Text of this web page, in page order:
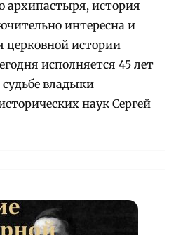
архипастыря, история
интересна и
истории
исполняется 45 лет
владыки
наук Сергей